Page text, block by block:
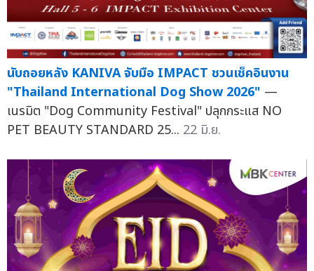
นับถอยหลัง KANIVA จับมือ IMPACT ชวนเช็คอินงาน
"Thailand International Dog Show 2026" —
เนรมิต "Dog Community Festival" ปลุกกระแส NO
PET BEAUTY STANDARD 25... 22 มิ.ย.